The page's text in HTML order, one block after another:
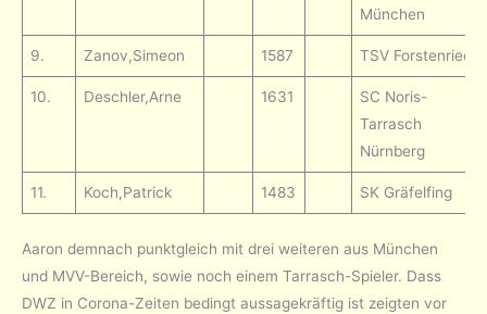
München
9. Zanov,Simeon 1587 TSV Forstenried
10. Deschler,Arne 1631
SC Noris-
Tarrasch
Nürnberg
11. Koch,Patrick 1483 SK Gräfelfing
Aaron demnach punktgleich mit drei weiteren aus München
und MVV-Bereich, sowie noch einem Tarrasch-Spieler. Dass
DWZ in Corona-Zeiten bedingt aussagekräftig ist zeigten vor